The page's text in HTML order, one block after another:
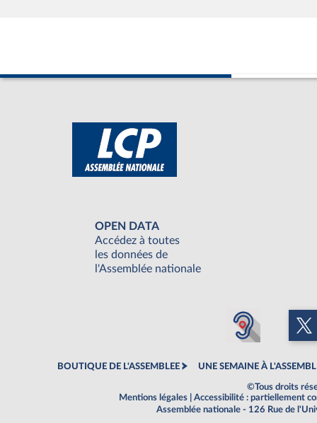
OPEN DATA
Accédez à toutes
les données de
l'Assemblée nationale
BOUTIQUE DE L'ASSEMBLEE UNE SEMAINE À
©Tous droits
Mentions légales
Accessibilité : partiellement
Assemblée nationale - 126 Rue de